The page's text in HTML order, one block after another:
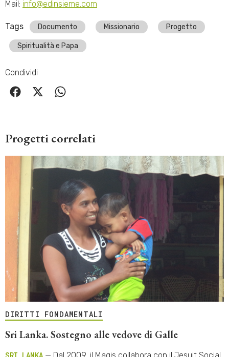
Mail: info@edinsieme.com
Tags Documento Missionario Progetto
Spiritualità e Papa
Condividi
Progetti correlati
DIRITTI FONDAMENTALI
Sri Lanka. Sostegno alle vedove di Galle